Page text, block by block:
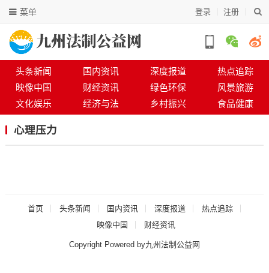
登录 注册
菜单
头条新闻 国内资讯 深度报道
热点追踪
映像中国
财经资讯 绿色环保
风景旅游
文化娱乐
经济与法 乡村振兴 食品健康
心理压力
首页 头条新闻 国内资讯 深度报道
热点追踪
映像中国
财经资讯
Copyright Powered by九州法制公益网